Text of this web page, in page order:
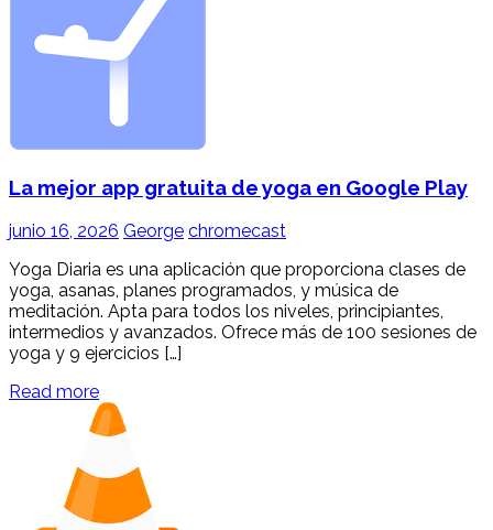
La mejor app gratuita de yoga en Google Play
junio 16, 2026 George chromecast
Yoga Diaria es una aplicación que proporciona clases de
yoga, asanas, planes programados, y música de
meditación. Apta para todos los niveles, principiantes,
intermedios y avanzados. Ofrece más de 100 sesiones de
yoga y 9 ejercicios […]
Read more